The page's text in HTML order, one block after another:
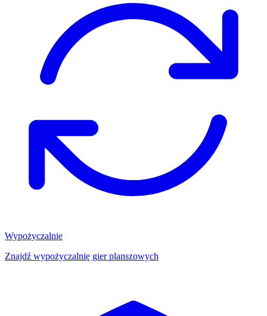
Wypożyczalnie
Znajdź wypożyczalnię gier planszowych